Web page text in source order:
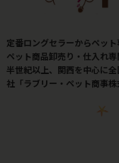
定番ロングセラーからペッ
ペット商品卸売り・仕入れ
半世紀以上、関西を中心に
社「ラブリー・ペット商事株